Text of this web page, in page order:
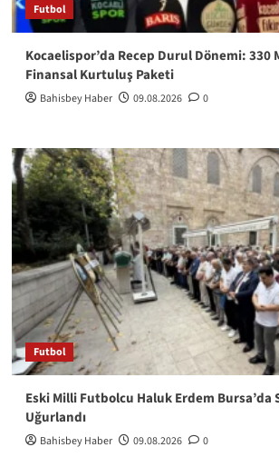
Futbol
Kocaelispor’da Recep Durul Dönemi: 330
Finansal Kurtuluş Paketi
Bahisbey Haber 09.08.2026 0
Futbol
Eski Milli Futbolcu Haluk Erdem Bursa’da
Uğurlandı
Bahisbey Haber 09.08.2026 0